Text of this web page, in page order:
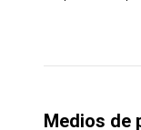
Medios de